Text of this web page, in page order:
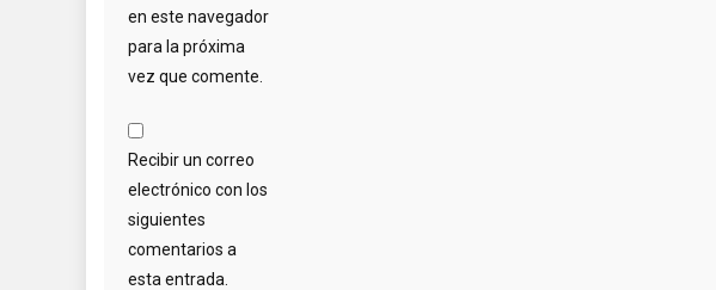
en este navegador
para la próxima
vez que comente.
Recibir un correo
electrónico con los
siguientes
comentarios a
esta entrada.